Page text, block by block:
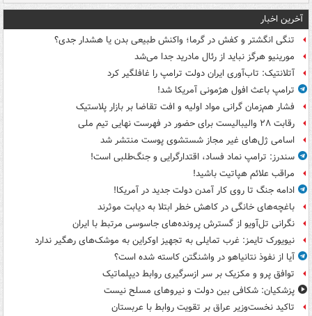
آخرین اخبار
تنگی انگشتر و کفش در گرما؛ واکنش طبیعی بدن یا هشدار جدی؟
مورینیو هرگز نباید از رئال مادرید جدا می‌شد
آتلانتیک: تاب‌آوری ایران دولت ترامپ را غافلگیر کرد
ترامپ باعث افول هژمونی آمریکا شد!
فشار هم‌زمان گرانی مواد اولیه و افت تقاضا بر بازار پلاستیک
رقابت ۲۸ والیبالیست برای حضور در فهرست نهایی تیم ملی
اسامی ژل‌های غیر مجاز شستشوی پوست منتشر شد
سندرز: ترامپ نماد فساد، اقتدارگرایی و جنگ‌طلبی است!
مراقب علائم هپاتیت باشید!
ادامه جنگ تا روی کار آمدن دولت جدید در آمریکا!
باغچه‌های خانگی در کاهش خطر ابتلا به دیابت موثرند
نگرانی تل‌آویو از گسترش پرونده‌های جاسوسی مرتبط با ایران
نیویورک تایمز: غرب تمایلی به تجهیز اوکراین به موشک‌های رهگیر ندارد
آیا از نفوذ نتانیاهو در واشنگتن کاسته شده است؟
توافق پرو و مکزیک بر سر ازسرگیری روابط دیپلماتیک
پزشکیان: شکافی بین دولت و نیروهای مسلح نیست
تاکید نخست‌وزیر عراق بر تقویت روابط با عربستان